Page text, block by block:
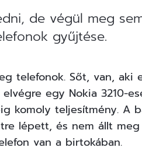
de végül meg
gyűjtése.
telefonok. Sőt, van, aki
egy Nokia 3210-
komoly teljesítmény. A
lépett, és nem állt
van a birtokában.